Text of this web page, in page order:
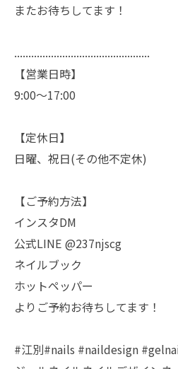
またお待ちしてます！
................................................
【営業日時】
9:00〜17:00
【定休日】
日曜、祝日(その他不定休)
【ご予約方法】
インスタDM
公式LINE @237njscg
ネイルブック
ホットペッパー
よりご予約お待ちしてます！
#江別#nails #naildesign